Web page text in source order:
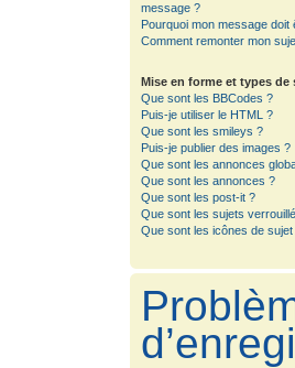
message ?
Pourquoi mon message doit
Comment remonter mon
Mise en forme et types de
Que sont les BBCodes ?
Puis-je utiliser le HTML ?
Que sont les smileys ?
Puis-je publier des images ?
Que sont les annonces
Que sont les annonces ?
Que sont les post-it ?
Que sont les sujets
Que sont les icônes de sujet